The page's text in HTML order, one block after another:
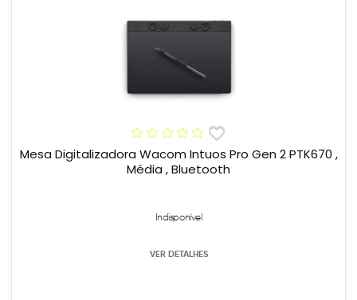
Mesa Digitalizadora Wacom Intuos Pro Gen 2 PTK670 ,
Média , Bluetooth
Indisponível
VER DETALHES